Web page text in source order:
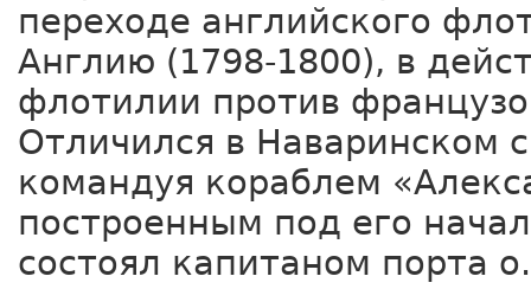
переходе английского
Англию (1798-1800), в
флотилии против
Отличился в Наваринском
командуя кораблем
построенным под его
состоял капитаном порта